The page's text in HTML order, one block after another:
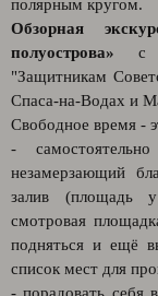
полярным кругом.
Обзорная
полуострова» с
"Защитникам
Спаса-на-Водах и
Свободное время -
-
незамерзающий
залив (площадь
смотровая
подняться и ещё
список мест для